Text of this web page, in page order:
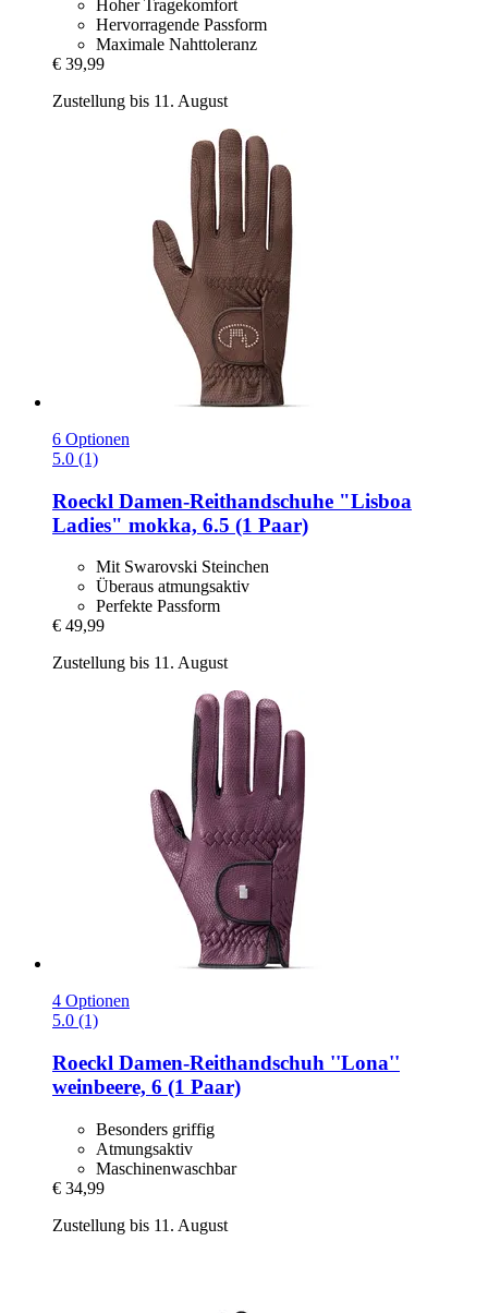
Hoher Tragekomfort
Hervorragende Passform
Maximale Nahttoleranz
€ 39,99
Zustellung bis 11. August
6 Optionen
5.0 (1)
Roeckl Damen-​Reithandschuhe "Lisboa
Ladies" mokka, 6.5 (1 Paar)
Mit Swarovski Steinchen
Überaus atmungsaktiv
Perfekte Passform
€ 49,99
Zustellung bis 11. August
4 Optionen
5.0 (1)
Roeckl Damen-​Reithandschuh ''Lona''
weinbeere, 6 (1 Paar)
Besonders griffig
Atmungsaktiv
Maschinenwaschbar
€ 34,99
Zustellung bis 11. August